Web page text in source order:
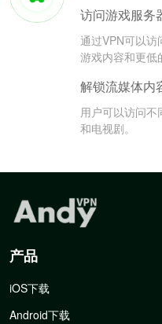
访问游戏服务
通过VPN可以访
游戏内容和更低
解锁流媒体内
用户可以访问不
和电视剧。
产品
iOS下载
Android下载